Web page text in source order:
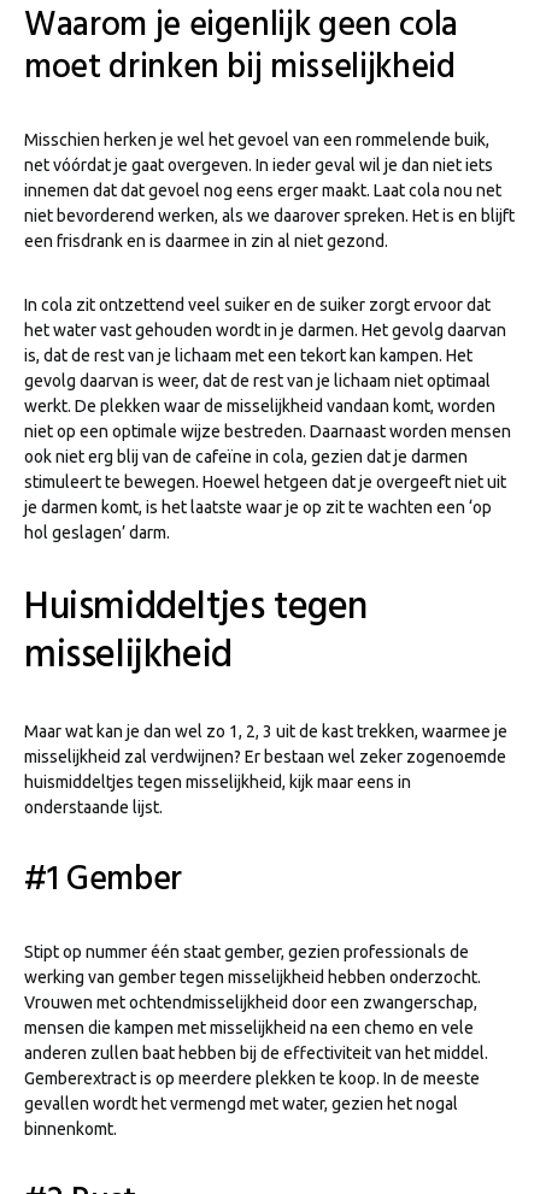
Waarom je eigenlijk geen cola
moet drinken bij misselijkheid
Misschien herken je wel het gevoel van een rommelende buik,
net vóórdat je gaat overgeven. In ieder geval wil je dan niet iets
innemen dat dat gevoel nog eens erger maakt. Laat cola nou net
niet bevorderend werken, als we daarover spreken. Het is en blijft
een frisdrank en is daarmee in zin al niet gezond.
In cola zit ontzettend veel suiker en de suiker zorgt ervoor dat
het water vast gehouden wordt in je darmen. Het gevolg daarvan
is, dat de rest van je lichaam met een tekort kan kampen. Het
gevolg daarvan is weer, dat de rest van je lichaam niet optimaal
werkt. De plekken waar de misselijkheid vandaan komt, worden
niet op een optimale wijze bestreden. Daarnaast worden mensen
ook niet erg blij van de cafeïne in cola, gezien dat je darmen
stimuleert te bewegen. Hoewel hetgeen dat je overgeeft niet uit
je darmen komt, is het laatste waar je op zit te wachten een ‘op
hol geslagen’ darm.
Huismiddeltjes tegen
misselijkheid
Maar wat kan je dan wel zo 1, 2, 3 uit de kast trekken, waarmee je
misselijkheid zal verdwijnen? Er bestaan wel zeker zogenoemde
huismiddeltjes tegen misselijkheid, kijk maar eens in
onderstaande lijst.
#1 Gember
Stipt op nummer één staat gember, gezien professionals de
werking van gember tegen misselijkheid hebben onderzocht.
Vrouwen met ochtendmisselijkheid door een zwangerschap,
mensen die kampen met misselijkheid na een chemo en vele
anderen zullen baat hebben bij de effectiviteit van het middel.
Gemberextract is op meerdere plekken te koop. In de meeste
gevallen wordt het vermengd met water, gezien het nogal
binnenkomt.